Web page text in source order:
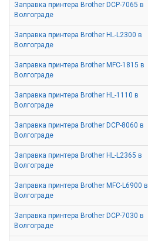
Заправка принтера Brother DCP-7065 в
Волгограде
Заправка принтера Brother HL-L2300 в
Волгограде
Заправка принтера Brother MFC-1815 в
Волгограде
Заправка принтера Brother HL-1110 в
Волгограде
Заправка принтера Brother DCP-8060 в
Волгограде
Заправка принтера Brother HL-L2365 в
Волгограде
Заправка принтера Brother MFC-L6900 в
Волгограде
Заправка принтера Brother DCP-7030 в
Волгограде